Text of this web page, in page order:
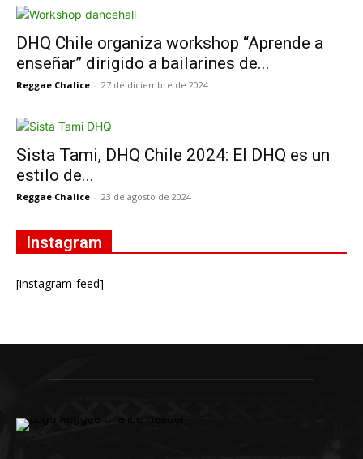
DHQ Chile organiza workshop “Aprende a
enseñar” dirigido a bailarines de...
Reggae Chalice - 27 de diciembre de 2024
Sista Tami, DHQ Chile 2024: El DHQ es un
estilo de...
Reggae Chalice - 23 de agosto de 2024
Instagram
[instagram-feed]